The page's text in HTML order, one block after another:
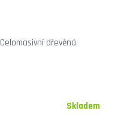
dřevěná
Skladem